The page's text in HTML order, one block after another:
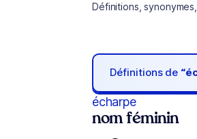
Définitions,
Définitions de
écharpe
nom féminin